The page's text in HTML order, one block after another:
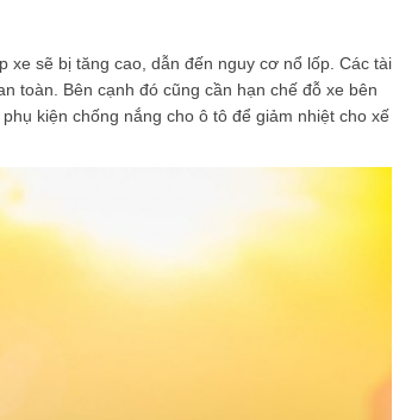
sẽ bị tăng cao, dẫn đến nguy cơ nổ lốp. Các tài
toàn. Bên cạnh đó cũng cần hạn chế đỗ xe bên
kiện chống nắng cho ô tô để giảm nhiệt cho xế